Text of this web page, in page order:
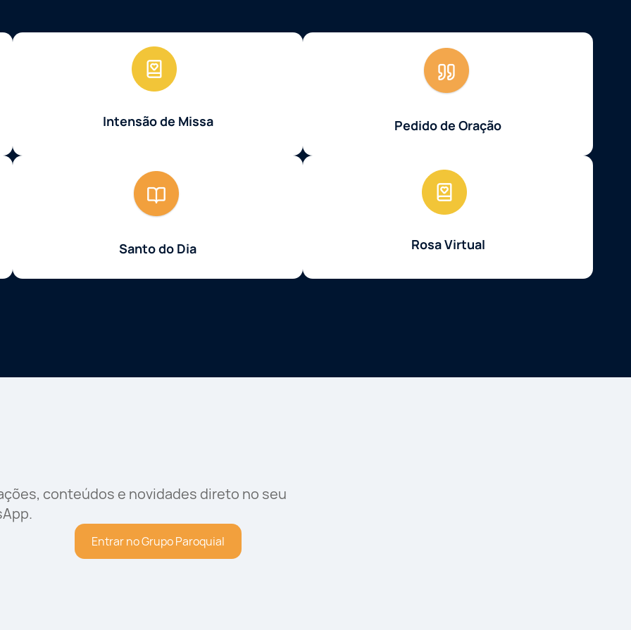
Intensão de Missa Pedido de Oração
Santo do Dia Rosa Virtual
conteúdos e novidades direto no seu
Entrar no Grupo Paroquial